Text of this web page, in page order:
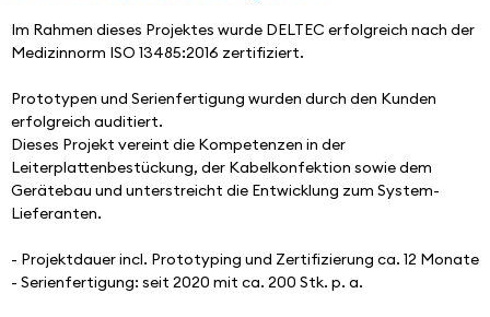
Im Rahmen dieses Projektes wurde DELTEC erfolgreich nach der
Medizinnorm ISO 13485:2016 zertifiziert.
Prototypen und Serienfertigung wurden durch den Kunden
erfolgreich auditiert.
Dieses Projekt vereint die Kompetenzen in der
Leiterplattenbestückung, der Kabelkonfektion sowie dem
Gerätebau und unterstreicht die Entwicklung zum System-
Lieferanten.
- Projektdauer incl. Prototyping und Zertifizierung ca. 12 Monate
- Serienfertigung: seit 2020 mit ca. 200 Stk. p. a.